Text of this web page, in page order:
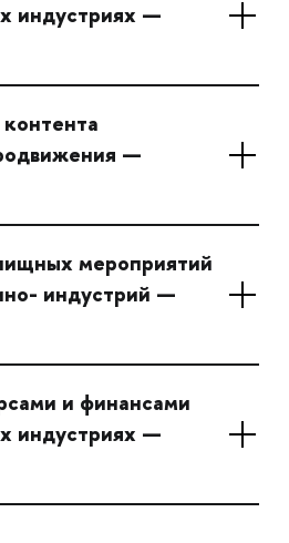
индустриях —
—
мероприятий
индустрий —
и финансами
индустриях —